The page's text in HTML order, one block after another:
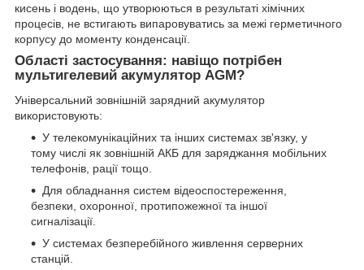
кисень і водень, що утворюються в результаті хімічних
процесів, не встигають випаровуватись за межі герметичного
корпусу до моменту конденсації.
Області застосування: навіщо потрібен
мультигелевий акумулятор AGM?
Універсальний зовнішній зарядний акумулятор
використовують:
У телекомунікаційних та інших системах зв'язку, у
тому числі як зовнішній АКБ для заряджання мобільних
телефонів, рації тощо.
Для обладнання систем відеоспостереження,
безпеки, охоронної, протипожежної та іншої
сигналізації.
У системах безперебійного живлення серверних
станцій.